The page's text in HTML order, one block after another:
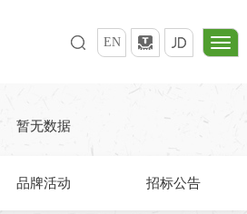
EN
暂无数据
品牌活动 招标公告